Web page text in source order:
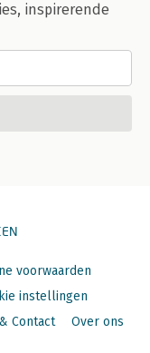
inspirerende
voorwaarden
instellingen
Contact Over ons